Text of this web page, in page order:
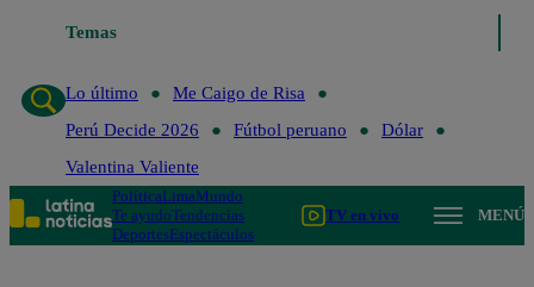
Temas
Lo último
Me Caigo de Risa
Perú Decide 2026
Fútbol peruano
Dólar
Valentina Valiente
PolíticaLimaMundo
Te ayudoTendencias
DeportesEspectáculos
TV en vivo MENÚ